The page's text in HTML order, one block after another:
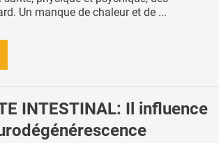
Un manque de chaleur et de ...
INTESTINAL: Il influence